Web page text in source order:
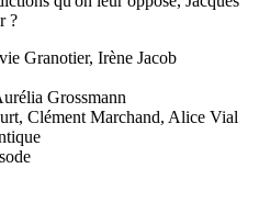
?
Granotier, Irène Jacob
Grossmann
Clément Marchand, Alice Vial